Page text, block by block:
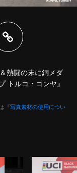
熱闘の末に銅メダ
トルコ・コンヤ』
『写真素材の使用につい